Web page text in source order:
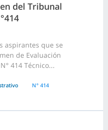
del Tribunal
aspirantes que se
de Evaluación
414 Técnico...
N° 414